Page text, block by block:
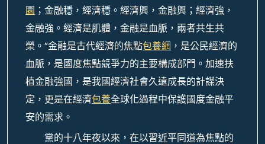
園 ；金融穩，經濟穩。經濟興，金融興；經濟強，
金融強。經濟是肌體，金融是血脈，兩者共生共
榮。”金融是古代經濟的焦點包養網 ，是公民經濟的
血脈，是國度焦點競爭力的主要構成部門。加速扶
植金融強國，是我國經濟社會久遠成長的計謀決
定，更是在經濟包養全球化過程中保護國度金融平
安的需求。
黨的十八年夜以來，在以習近平同道為焦點的